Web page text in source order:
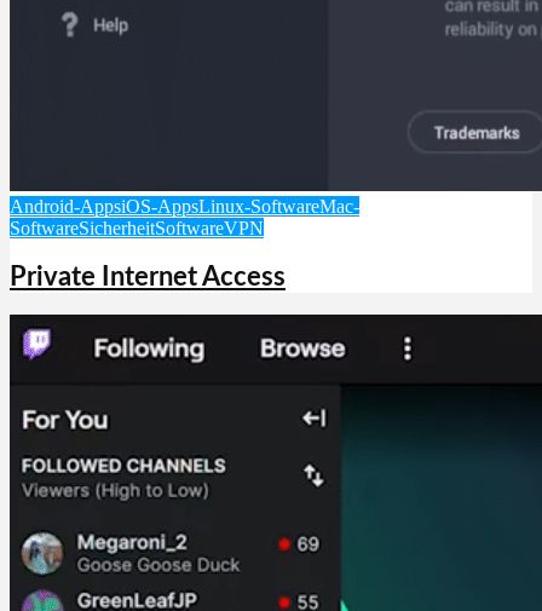
Android-AppsiOS-AppsLinux-SoftwareMac-
SoftwareSicherheitSoftwareVPN
Private Internet Access